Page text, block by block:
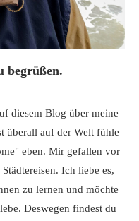
begrüßen.
diesem Blog über meine
überall auf der Welt fühle
eben. Mir gefallen vor
Ich liebe es,
zu lernen und möchte
Deswegen findest du